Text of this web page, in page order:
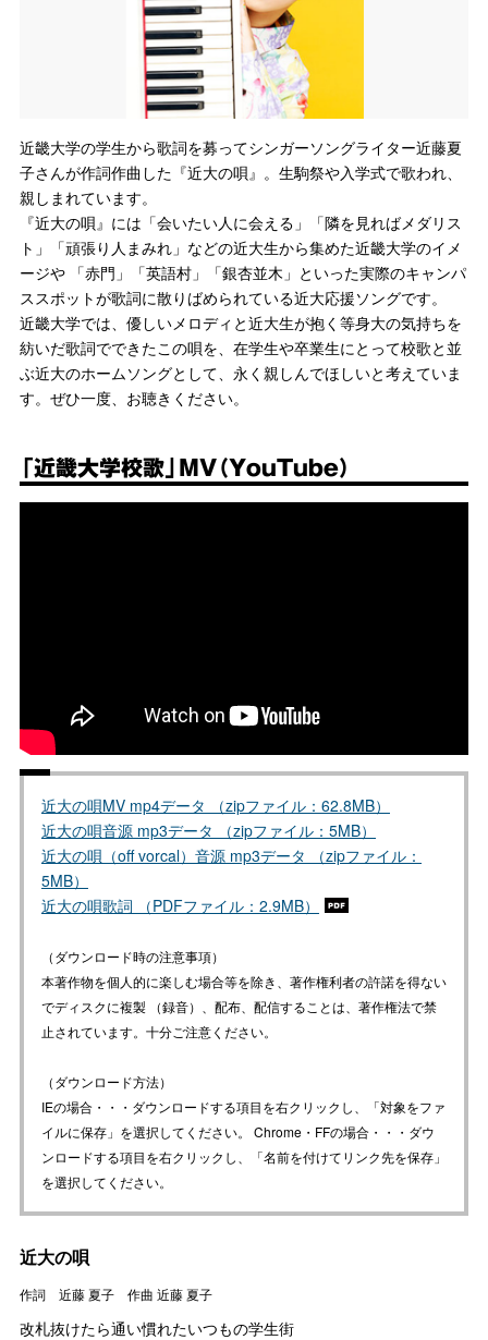
近畿大学の学生から歌詞を募ってシンガーソングライター近藤夏
子さんが作詞作曲した『近大の唄』。生駒祭や入学式で歌われ、
親しまれています。
『近大の唄』には「会いたい人に会える」「隣を見ればメダリス
ト」「頑張り人まみれ」などの近大生から集めた近畿大学のイメ
ージや 「赤門」「英語村」「銀杏並木」といった実際のキャンパ
ススポットが歌詞に散りばめられている近大応援ソングです。
近畿大学では、優しいメロディと近大生が抱く等身大の気持ちを
紡いだ歌詞でできたこの唄を、在学生や卒業生にとって校歌と並
ぶ近大のホームソングとして、永く親しんでほしいと考えていま
す。ぜひ一度、お聴きください。
「近畿大学校歌」MV（YouTube）
近大の唄MV mp4データ （zipファイル：62.8MB）
近大の唄音源 mp3データ （zipファイル：5MB）
近大の唄（off vorcal）音源 mp3データ （zipファイル：
5MB）
近大の唄歌詞 （PDFファイル：2.9MB）
（ダウンロード時の注意事項）
本著作物を個人的に楽しむ場合等を除き、著作権利者の許諾を得ない
でディスクに複製 （録音）、配布、配信することは、著作権法で禁
止されています。十分ご注意ください。
（ダウンロード方法）
IEの場合・・・ダウンロードする項目を右クリックし、「対象をファ
イルに保存」を選択してください。 Chrome・FFの場合・・・ダウ
ンロードする項目を右クリックし、「名前を付けてリンク先を保存」
を選択してください。
近大の唄
作詞 近藤 夏子 作曲 近藤 夏子
改札抜けたら通い慣れたいつもの学生街